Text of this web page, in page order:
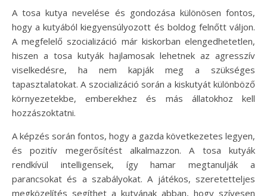
A tosa kutya nevelése és gondozása különösen fontos,
hogy a kutyából kiegyensúlyozott és boldog felnőtt váljon.
A megfelelő szocializáció már kiskorban elengedhetetlen,
hiszen a tosa kutyák hajlamosak lehetnek az agresszív
viselkedésre, ha nem kapják meg a szükséges
tapasztalatokat. A szocializáció során a kiskutyát különböző
környezetekbe, emberekhez és más állatokhoz kell
hozzászoktatni.
A képzés során fontos, hogy a gazda következetes legyen,
és pozitív megerősítést alkalmazzon. A tosa kutyák
rendkívül intelligensek, így hamar megtanulják a
parancsokat és a szabályokat. A játékos, szeretetteljes
megközelítés segíthet a kutyának abban, hogy szívesen